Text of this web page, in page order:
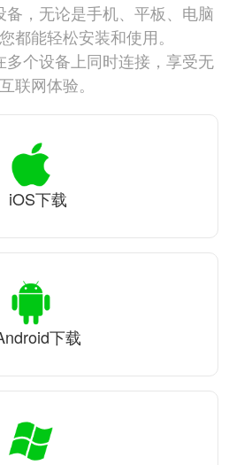
，无论是手机、平板、电脑
都能轻松安装和使用。
个设备上同时连接，享受无
联网体验。
iOS下载
下载